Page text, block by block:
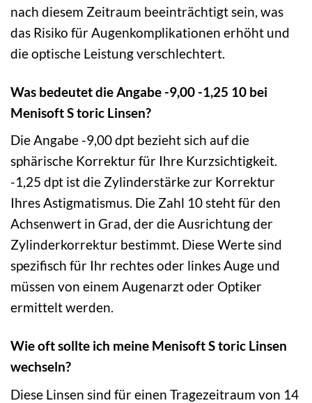
nach diesem Zeitraum beeinträchtigt sein, was
das Risiko für Augenkomplikationen erhöht und
die optische Leistung verschlechtert.
Was bedeutet die Angabe -9,00 -1,25 10 bei
Menisoft S toric Linsen?
Die Angabe -9,00 dpt bezieht sich auf die
sphärische Korrektur für Ihre Kurzsichtigkeit.
-1,25 dpt ist die Zylinderstärke zur Korrektur
Ihres Astigmatismus. Die Zahl 10 steht für den
Achsenwert in Grad, der die Ausrichtung der
Zylinderkorrektur bestimmt. Diese Werte sind
spezifisch für Ihr rechtes oder linkes Auge und
müssen von einem Augenarzt oder Optiker
ermittelt werden.
Wie oft sollte ich meine Menisoft S toric Linsen
wechseln?
Diese Linsen sind für einen Tragezeitraum von 14